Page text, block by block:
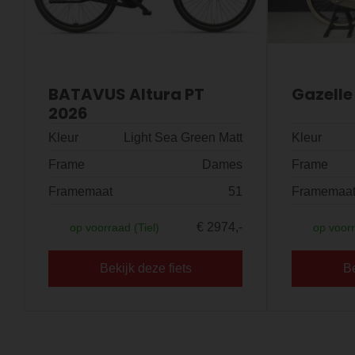
BATAVUS Altura PT
2026
Kleur
Light Sea Green Matt
Frame
Dames
Framemaat
51
op voorraad (Tiel) € 2974,-
Bekijk deze fiets
Kleur
Frame
op